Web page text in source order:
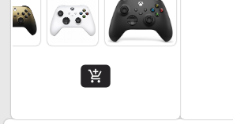
add_shopping_cart